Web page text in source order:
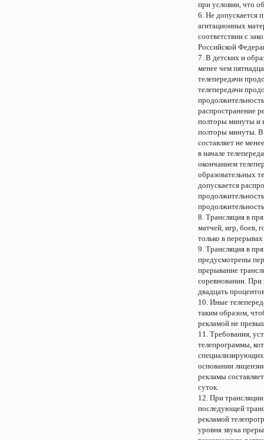
при условии, что
6. Не допускается
агитационных
соответствии с
Российской
7. В детских и
менее чем
телепередачи
телепередачи
распространение
полторы минуты и
полторы минуты. В
составляет не
в начале
окончанием
образовательных
допускается
8. Трансляция в
матчей, игр, боев,
только в
9. Трансляция в
предусмотрены
прерывание
соревновании.
двадцать
10. Иные
таким образом,
рекламой не
11. Требования,
телепрограммы,
основании
рекламы
суток.
12. При
последующей
рекламой
уровня звука